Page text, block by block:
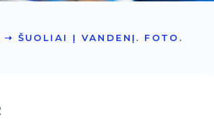
➝ ŠUOLIAI Į VANDENĮ. FOTO.